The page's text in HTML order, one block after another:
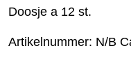
Doosje a 12 st.
Artikelnummer: N/B